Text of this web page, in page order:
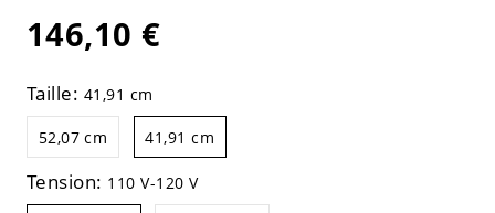
146,10 €
Taille: 41,91 cm
52,07 cm 41,91 cm
Tension: 110 V-120 V